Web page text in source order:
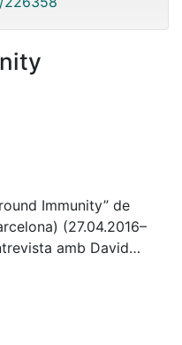
Immunity” de
(27.04.2016–
amb David
neomaterialista, el
i tècnic que
materials que